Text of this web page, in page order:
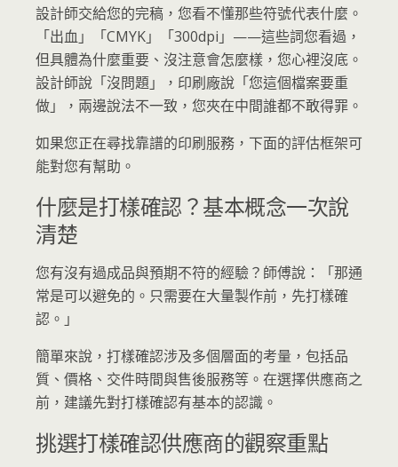
設計師交給您的完稿，您看不懂那些符號代表什麼。
「出血」「CMYK」「300dpi」——這些詞您看過，
但具體為什麼重要、沒注意會怎麼樣，您心裡沒底。
設計師說「沒問題」，印刷廠說「您這個檔案要重
做」，兩邊說法不一致，您夾在中間誰都不敢得罪。
如果您正在尋找靠譜的印刷服務，下面的評估框架可
能對您有幫助。
什麼是打樣確認？基本概念一次說
清楚
您有沒有過成品與預期不符的經驗？師傅說：「那通
常是可以避免的。只需要在大量製作前，先打樣確
認。」
簡單來說，打樣確認涉及多個層面的考量，包括品
質、價格、交件時間與售後服務等。在選擇供應商之
前，建議先對打樣確認有基本的認識。
挑選打樣確認供應商的觀察重點